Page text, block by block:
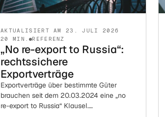
AKTUALISIERT AM 23. JULI 2026
20 MIN. REFERENZ
„No re-export to Russia“:
rechtssichere
Exportverträge
Exportverträge über bestimmte Güter
brauchen seit dem 20.03.2024 eine „no
re-export to Russia“ Klausel.